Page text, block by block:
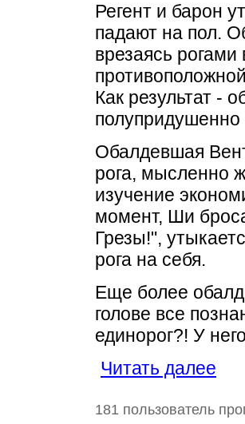
Регент и барон
падают на пол.
врезаясь рогами
Как результат -
полупридушенно
Обалдевшая
рога, мысленно
изучение
момент, Ши
Грезы!",
рога на себя.
Еще более
голове все
единорог?! У
Читать далее
181 пользователь